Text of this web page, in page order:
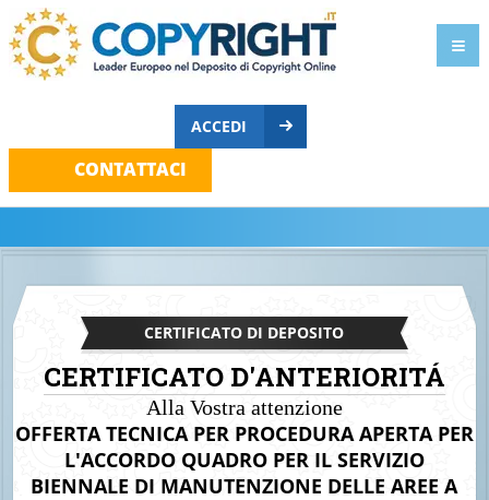
ACCEDI
CONTATTACI
CERTIFICATO DI DEPOSITO
CERTIFICATO D'ANTERIORITÁ
Alla Vostra attenzione
OFFERTA TECNICA PER PROCEDURA APERTA PER
L'ACCORDO QUADRO PER IL SERVIZIO
BIENNALE DI MANUTENZIONE DELLE AREE A